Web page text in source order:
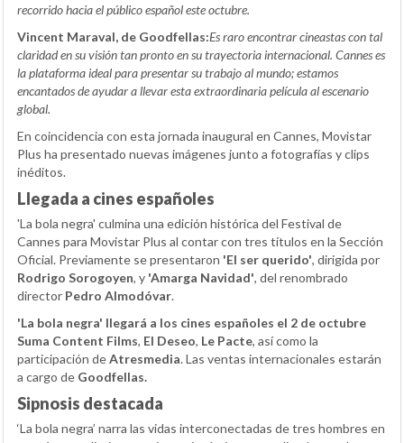
recorrido hacia el público español este octubre.
Vincent Maraval, de Goodfellas:Es raro encontrar cineastas con tal
claridad en su visión tan pronto en su trayectoria internacional. Cannes es
la plataforma ideal para presentar su trabajo al mundo; estamos
encantados de ayudar a llevar esta extraordinaria película al escenario
global.
En coincidencia con esta jornada inaugural en Cannes, Movistar
Plus ha presentado nuevas imágenes junto a fotografías y clips
inéditos.
Llegada a cines españoles
'La bola negra' culmina una edición histórica del Festival de
Cannes para Movistar Plus al contar con tres títulos en la Sección
Oficial. Previamente se presentaron 'El ser querido', dirigida por
Rodrigo Sorogoyen, y 'Amarga Navidad', del renombrado
director Pedro Almodóvar.
'La bola negra' llegará a los cines españoles el 2 de octubre
Suma Content Films, El Deseo, Le Pacte, así como la
participación deAtresmedia. Las ventas internacionales estarán
a cargo de Goodfellas.
Sipnosis destacada
‘La bola negra’ narra las vidas interconectadas de tres hombres en